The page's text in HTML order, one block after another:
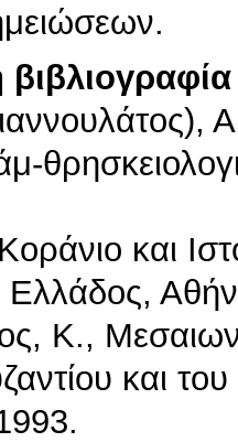
και
Ελλάδος,
Κ.,
και